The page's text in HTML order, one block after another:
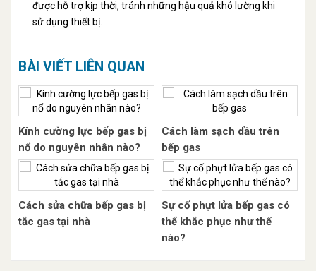
được hỗ trợ kịp thời, tránh những hậu quả khó lường khi
sử dụng thiết bị.
BÀI VIẾT LIÊN QUAN
Kính cường lực bếp gas bị
nổ do nguyên nhân nào?
Cách làm sạch dầu trên
bếp gas
Cách sửa chữa bếp gas bị
tắc gas tại nhà
Sự cố phựt lửa bếp gas có
thể khắc phục như thế
nào?